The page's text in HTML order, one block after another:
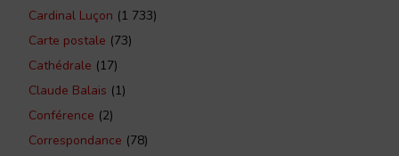
Cardinal Luçon (1 733)
Carte postale (73)
Cathédrale (17)
Claude Balais (1)
Conférence (2)
Correspondance (78)